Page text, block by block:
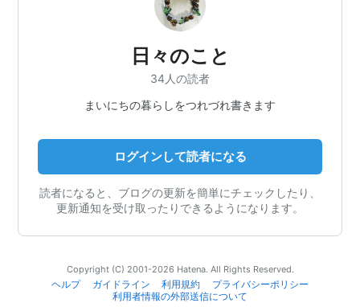
日々のこと
34人の読者
まいにちの暮らしをつれづれ書きます
ログインして読者になる
読者になると、ブログの更新を簡単にチェックしたり、
更新通知を受け取ったりできるようになります。
Copyright (C) 2001-2026 Hatena. All Rights Reserved.
ヘルプ
ガイドライン 利用規約
プライバシーポリシー
利用者情報の外部送信について